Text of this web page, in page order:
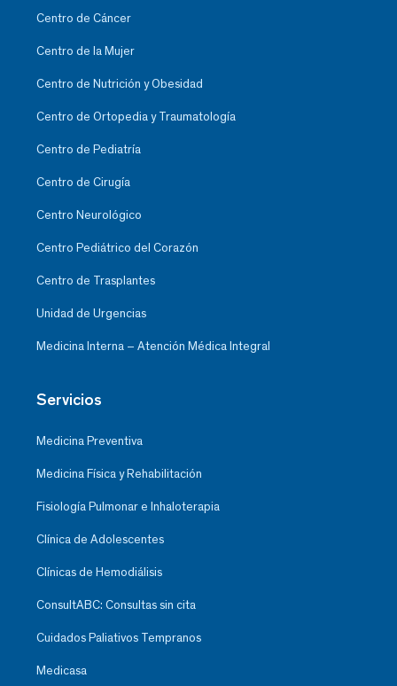
Centro de Cáncer
Centro de la Mujer
Centro de Nutrición y Obesidad
Centro de Ortopedia y Traumatología
Centro de Pediatría
Centro de Cirugía
Centro Neurológico
Centro Pediátrico del Corazón
Centro de Trasplantes
Unidad de Urgencias
Medicina Interna – Atención Médica Integral
Servicios
Medicina Preventiva
Medicina Física y Rehabilitación
Fisiología Pulmonar e Inhaloterapia
Clínica de Adolescentes
Clínicas de Hemodiálisis
ConsultABC: Consultas sin cita
Cuidados Paliativos Tempranos
Medicasa